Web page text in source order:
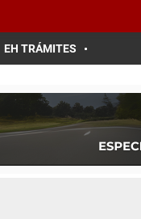
EH TRÁMITES